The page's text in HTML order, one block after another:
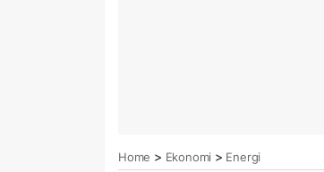
Home > Ekonomi > Energi